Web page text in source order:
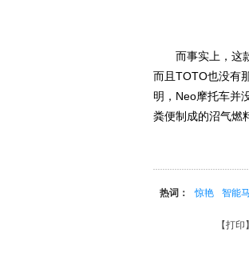
而事实上，这款
而且TOTO也没有
明，Neo摩托车并
粪便制成的沼气燃
热词： 惊艳 智能
【打印